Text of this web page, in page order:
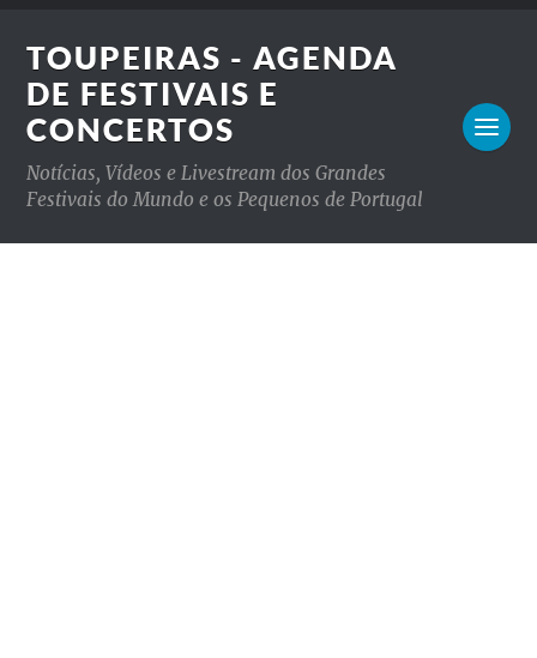
TOUPEIRAS - AGENDA
DE FESTIVAIS E
CONCERTOS
Notícias, Vídeos e Livestream dos Grandes
Festivais do Mundo e os Pequenos de Portugal